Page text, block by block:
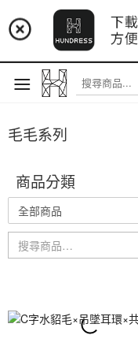
📢 市集預
📢 市集預告
註冊
毛毛系列
商品分類
全部商品